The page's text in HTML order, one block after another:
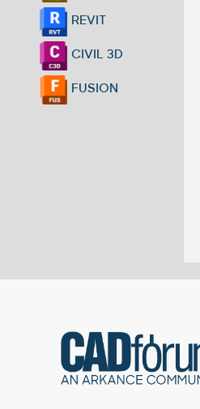
REVIT
CIVIL 3D
FUSION